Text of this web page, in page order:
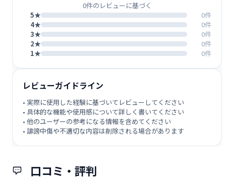
口コミ・評判
0件のレビューに基づく
5★
0件
4★
0件
3★
0件
2★
0件
1★
0件
レビューガイドライン
• 実際に使用した経験に基づいてレビューしてください
• 具体的な機能や使用感について詳しく書いてください
• 他のユーザーの参考になる情報を含めてください
• 誹謗中傷や不適切な内容は削除される場合があります